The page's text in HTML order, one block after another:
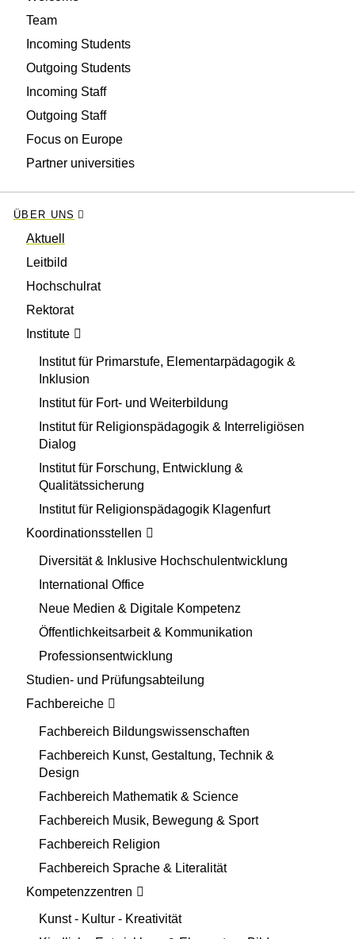
Team
Incoming Students
Outgoing Students
Incoming Staff
Outgoing Staff
Focus on Europe
Partner universities
ÜBER UNS
Aktuell
Leitbild
Hochschulrat
Rektorat
Institute
Institut für Primarstufe, Elementarpädagogik &
Inklusion
Institut für Fort- und Weiterbildung
Institut für Religionspädagogik & Interreligiösen
Dialog
Institut für Forschung, Entwicklung &
Qualitätssicherung
Institut für Religionspädagogik Klagenfurt
Koordinationsstellen
Diversität & Inklusive Hochschulentwicklung
International Office
Neue Medien & Digitale Kompetenz
Öffentlichkeitsarbeit & Kommunikation
Professionsentwicklung
Studien- und Prüfungsabteilung
Fachbereiche
Fachbereich Bildungswissenschaften
Fachbereich Kunst, Gestaltung, Technik &
Design
Fachbereich Mathematik & Science
Fachbereich Musik, Bewegung & Sport
Fachbereich Religion
Fachbereich Sprache & Literalität
Kompetenzzentren
Kunst - Kultur - Kreativität